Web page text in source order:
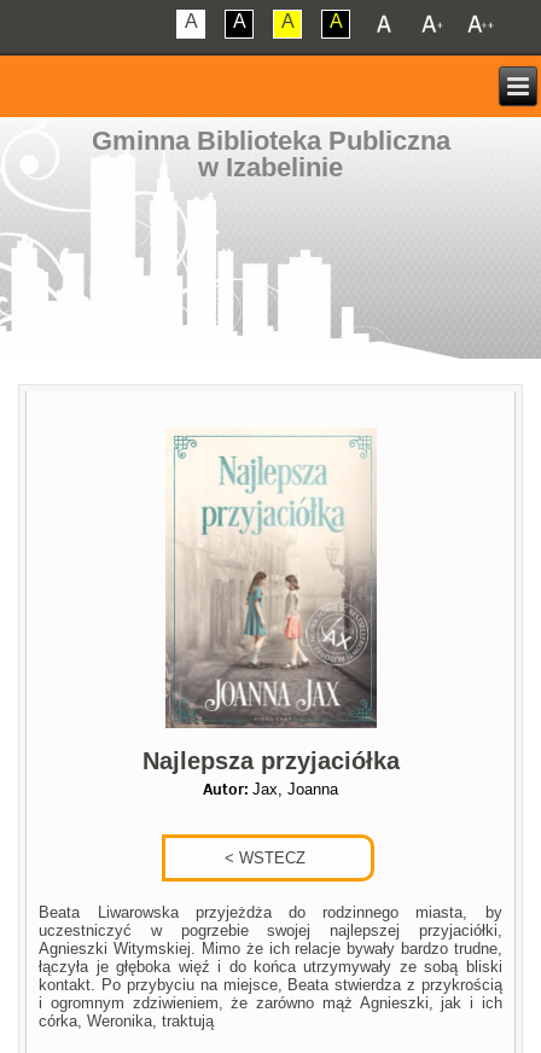
A A A A
Gminna Biblioteka Publiczna
w Izabelinie
Najlepsza przyjaciółka
Autor: Jax, Joanna
Beata Liwarowska przyjeżdża do rodzinnego miasta, by
uczestniczyć w pogrzebie swojej najlepszej przyjaciółki,
Agnieszki Witymskiej. Mimo że ich relacje bywały bardzo trudne,
łączyła je głęboka więź i do końca utrzymywały ze sobą bliski
kontakt. Po przybyciu na miejsce, Beata stwierdza z przykrością
i ogromnym zdziwieniem, że zarówno mąż Agnieszki, jak i ich
córka, Weronika, traktują